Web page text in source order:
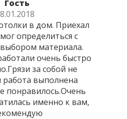
Гость
8.01.2018
в дом. Приехал
определиться с
материала.
очень быстро
за собой не
работа выполнена
понравилось.Очень
именно к вам,